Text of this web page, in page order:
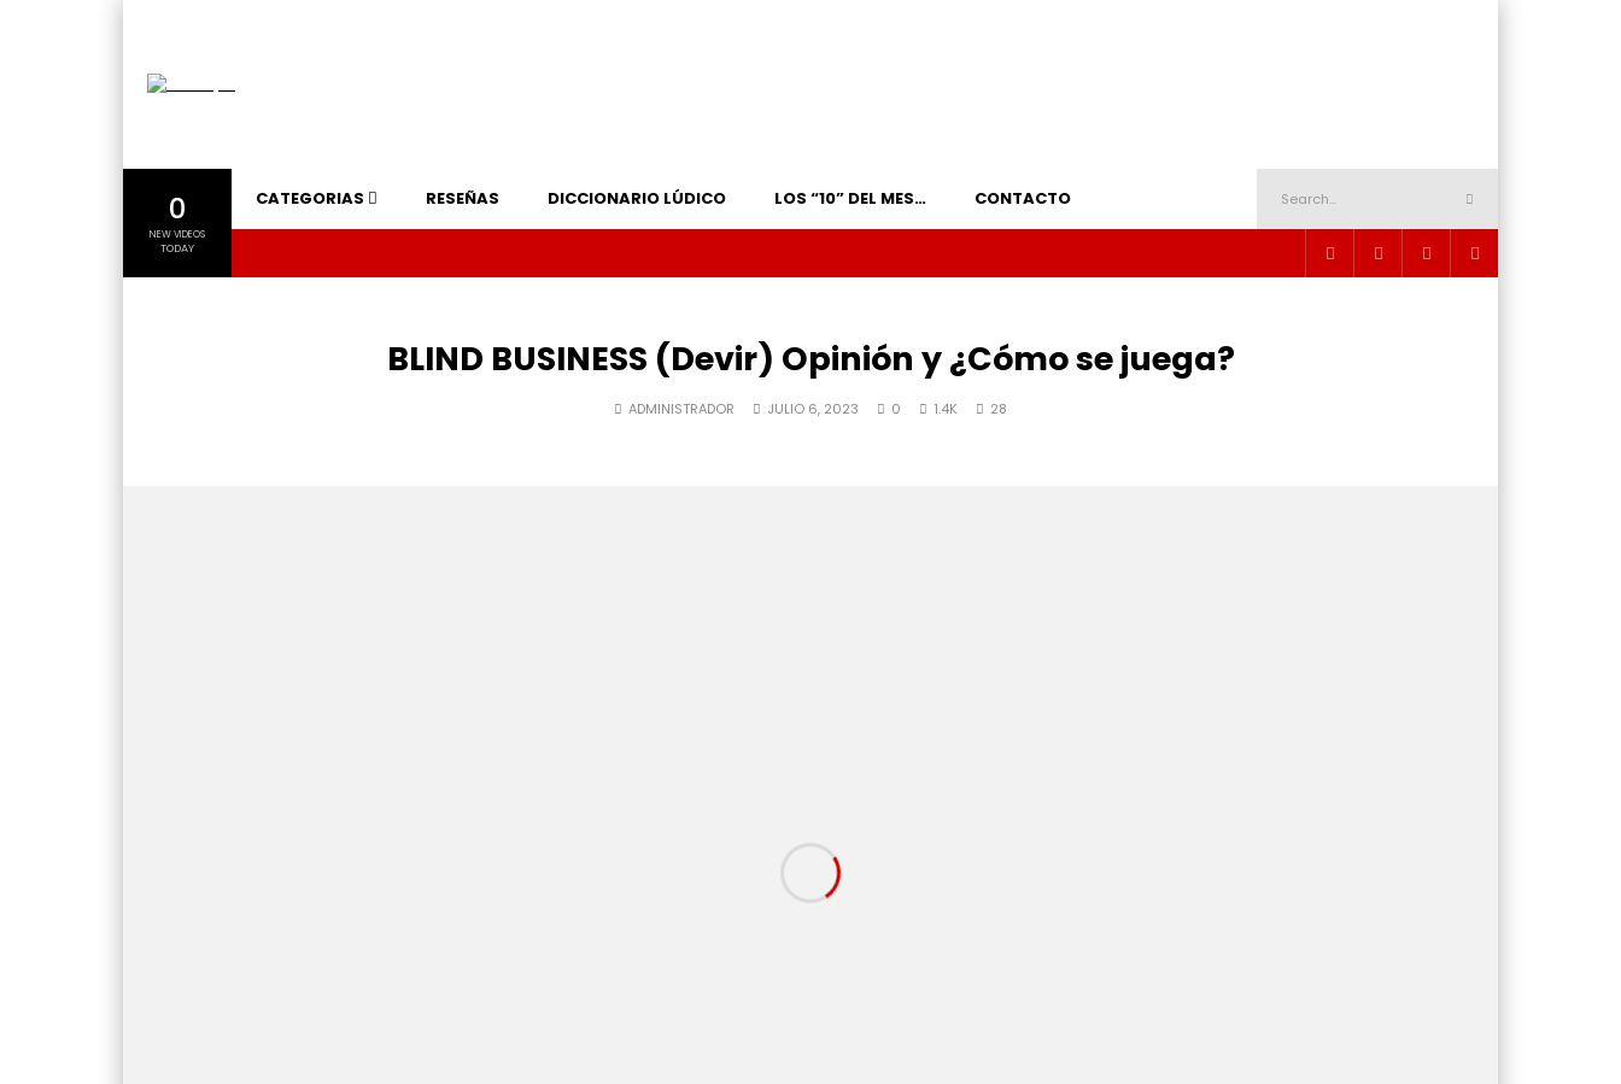
0
NEW VIDEOS
TODAY
CATEGORIAS RESEÑAS DICCIONARIO LÚDICO LOS “10” DEL MES… CONTACTO
BLIND BUSINESS (Devir) Opinión y ¿Cómo se juega?
ADMINISTRADOR JULIO 6, 2023 0 1.4K 28